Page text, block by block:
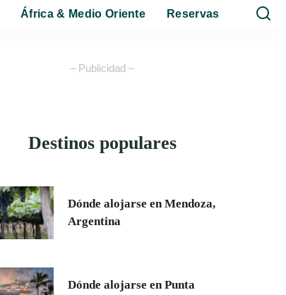
África & Medio Oriente Reservas
– Publicidad –
Destinos populares
Dónde alojarse en Mendoza,
Argentina
Dónde alojarse en Punta